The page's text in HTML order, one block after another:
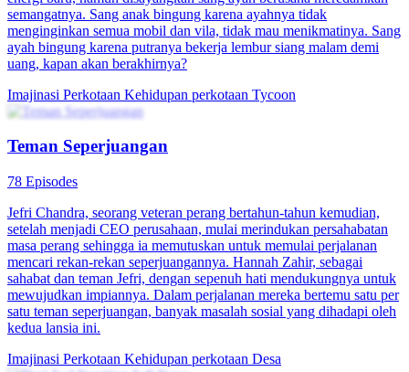
semangatnya. Sang anak bingung karena ayahnya tidak
menginginkan semua mobil dan vila, tidak mau menikmatinya. Sang
ayah bingung karena putranya bekerja lembur siang malam demi
uang, kapan akan berakhirnya?
Imajinasi Perkotaan Kehidupan perkotaan Tycoon
Teman Seperjuangan
78 Episodes
Jefri Chandra, seorang veteran perang bertahun-tahun kemudian,
setelah menjadi CEO perusahaan, mulai merindukan persahabatan
masa perang sehingga ia memutuskan untuk memulai perjalanan
mencari rekan-rekan seperjuangannya. Hannah Zahir, sebagai
sahabat dan teman Jefri, dengan sepenuh hati mendukungnya untuk
mewujudkan impiannya. Dalam perjalanan mereka bertemu satu per
satu teman seperjuangan, banyak masalah sosial yang dihadapi oleh
kedua lansia ini.
Imajinasi Perkotaan Kehidupan perkotaan Desa